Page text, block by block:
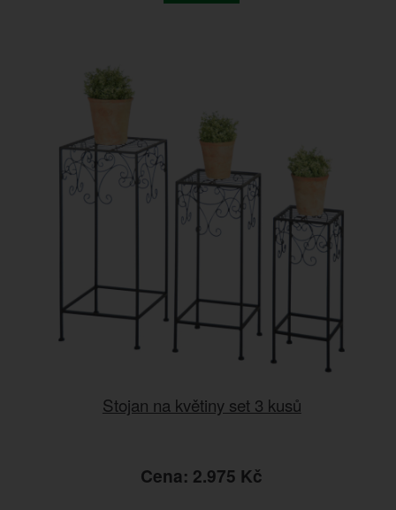
Stojan na květiny set 3 kusů
Cena: 2.975 Kč